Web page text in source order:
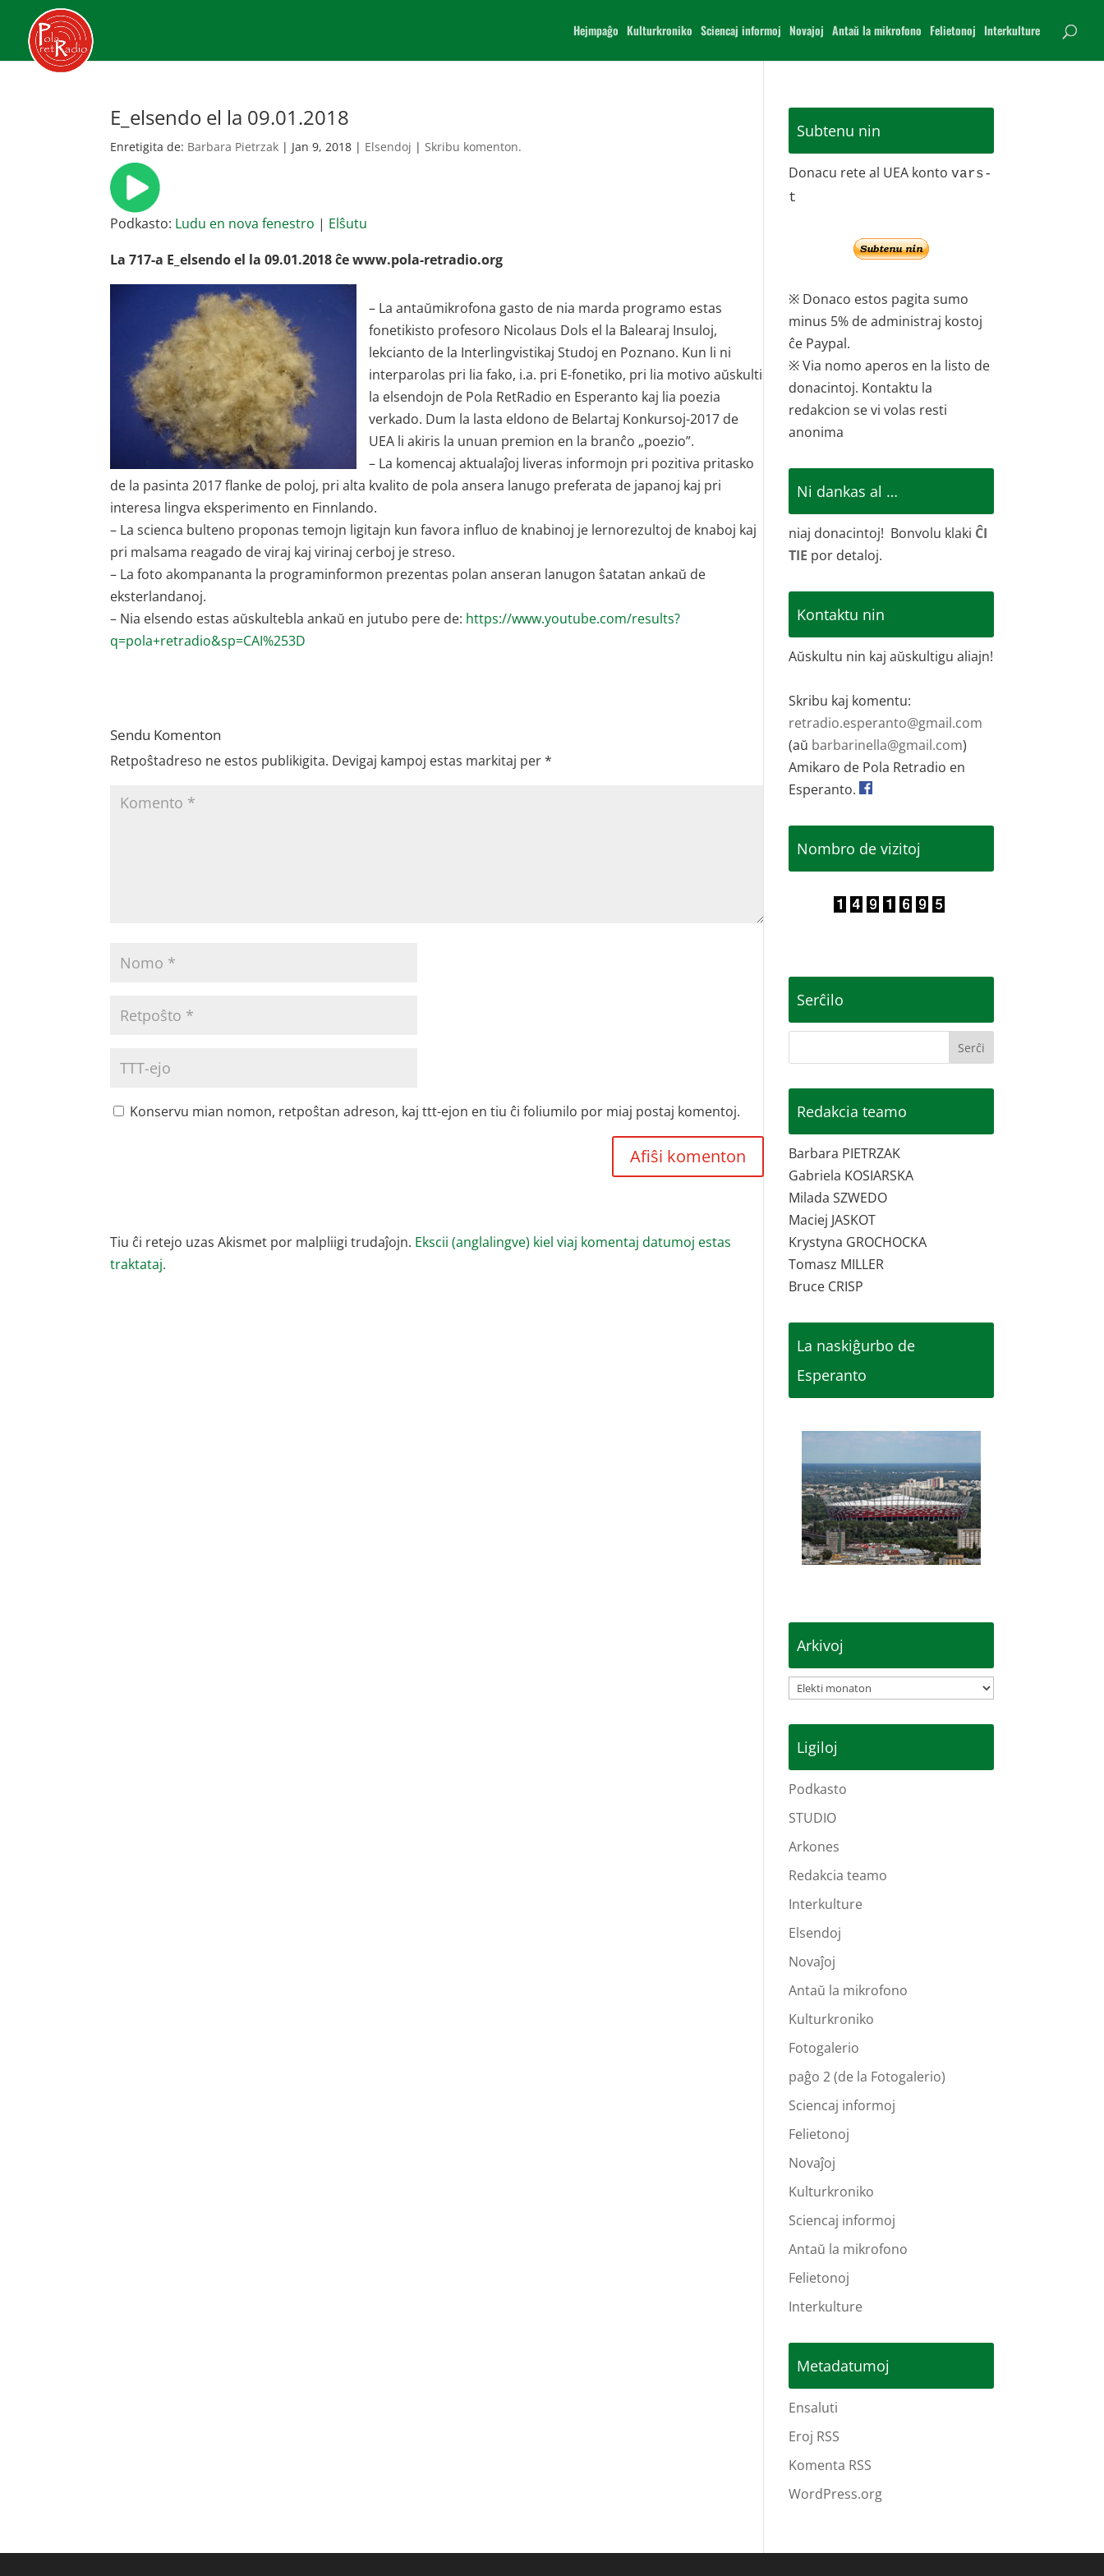
Hejmpaĝo Kulturkroniko Sciencaj informoj Novajoj Antaŭ la mikrofono Felietonoj Interkulture
E_elsendo el la 09.01.2018
Enretigita de: Barbara Pietrzak | Jan 9, 2018 | Elsendoj |Skribu komenton.
Podkasto: Ludu en nova fenestro | Elŝutu
La 717-a E_elsendo el la 09.01.2018 ĉe www.pola-retradio.org
– La antaŭmikrofona gasto de nia marda programo estas
fonetikisto profesoro Nicolaus Dols el la Balearaj Insuloj,
lekcianto de la Interlingvistikaj Studoj en Poznano. Kun li ni
interparolas pri lia fako, i.a. pri E-fonetiko, pri lia motivo aŭskulti
la elsendojn de Pola RetRadio en Esperanto kaj lia poezia
verkado. Dum la lasta eldono de Belartaj Konkursoj-2017 de
UEA li akiris la unuan premion en la branĉo „poezio”.
– La komencaj aktualaĵoj liveras informojn pri pozitiva pritasko
de la pasinta 2017 flanke de poloj, pri alta kvalito de pola ansera lanugo preferata de japanoj kaj pri
interesa lingva eksperimento en Finnlando.
– La scienca bulteno proponas temojn ligitajn kun favora influo de knabinoj je lernorezultoj de knaboj kaj
pri malsama reagado de viraj kaj virinaj cerboj je streso.
– La foto akompananta la programinformon prezentas polan anseran lanugon ŝatatan ankaŭ de
eksterlandanoj.
– Nia elsendo estas aŭskultebla ankaŭ en jutubo pere de: https://www.youtube.com/results?
q=pola+retradio&sp=CAI%253D
Sendu Komenton
Retpoŝtadreso ne estos publikigita. Devigaj kampoj estas markitaj per*
Konservu mian nomon, retpoŝtan adreson, kaj ttt-ejon en tiu ĉi foliumilo por miaj postaj komentoj.
Tiu ĉi retejo uzas Akismet por malpliigi trudaĵojn. Ekscii (anglalingve) kiel viaj komentaj datumoj estas
traktataj.
Subtenu nin
Donacu rete al UEA kontovars-
t
※ Donaco estos pagita sumo
minus 5% de administraj kostoj
ĉe Paypal.
※ Via nomo aperos en la listo de
donacintoj. Kontaktu la
redakcion se vi volas resti
anonima
Ni dankas al …
niaj donacintoj! Bonvolu klaki ĈI
TIE por detaloj.
Kontaktu nin
Aŭskultu nin kaj aŭskultigu aliajn!
Skribu kaj komentu:
retradio.esperanto@gmail.com
(aŭ barbarinella@gmail.com)
Amikaro de Pola Retradio en
Esperanto.
Nombro de vizitoj
Serĉilo
Redakcia teamo
Barbara PIETRZAK
Gabriela KOSIARSKA
Milada SZWEDO
Maciej JASKOT
Krystyna GROCHOCKA
Tomasz MILLER
Bruce CRISP
La naskiĝurbo de
Esperanto
Arkivoj
Arkivoj
Ligiloj
Podkasto
STUDIO
Arkones
Redakcia teamo
Interkulture
Elsendoj
Novaĵoj
Antaŭ la mikrofono
Kulturkroniko
Fotogalerio
paĝo 2 (de la Fotogalerio)
Sciencaj informoj
Felietonoj
Novaĵoj
Kulturkroniko
Sciencaj informoj
Antaŭ la mikrofono
Felietonoj
Interkulture
Metadatumoj
Ensaluti
Eroj RSS
Komenta RSS
WordPress.org